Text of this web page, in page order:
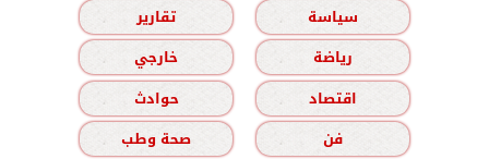
سياسة
تقارير
رياضة
خارجي
اقتصاد
حوادث
فن
صحة وطب